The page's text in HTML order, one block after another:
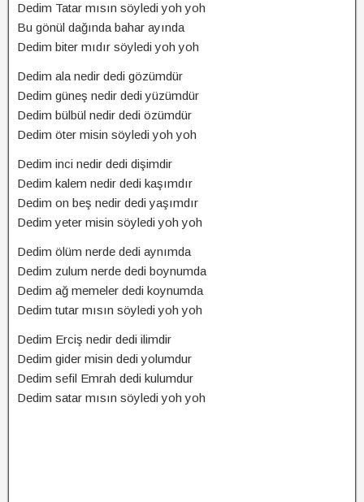
Dedim Tatar mısın söyledi yoh yoh
Bu gönül dağında bahar ayında
Dedim biter mıdır söyledi yoh yoh
Dedim ala nedir dedi gözümdür
Dedim güneş nedir dedi yüzümdür
Dedim bülbül nedir dedi özümdür
Dedim öter misin söyledi yoh yoh
Dedim inci nedir dedi dişimdir
Dedim kalem nedir dedi kaşımdır
Dedim on beş nedir dedi yaşımdır
Dedim yeter misin söyledi yoh yoh
Dedim ölüm nerde dedi aynımda
Dedim zulum nerde dedi boynumda
Dedim ağ memeler dedi koynumda
Dedim tutar mısın söyledi yoh yoh
Dedim Erciş nedir dedi ilimdir
Dedim gider misin dedi yolumdur
Dedim sefil Emrah dedi kulumdur
Dedim satar mısın söyledi yoh yoh